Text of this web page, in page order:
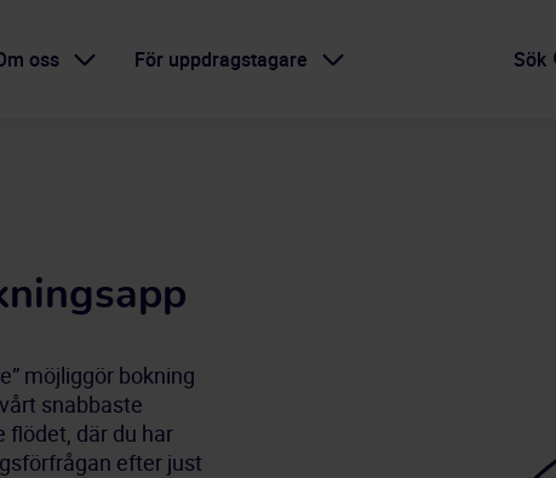
oss För uppdragstagare Sök
möjliggör bokning
snabbaste
flödet, där du har
efter just